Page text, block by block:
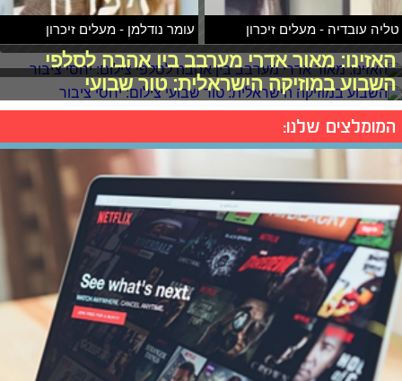
טליה עובדיה - מעלים זיכרון עומר נודלמן - מעלים זיכרון
האזינו: מאור אדרי מערבב בין אהבה לסלפי
השבוע במוזיקה הישראלית: טור שבועי
המומלצים שלנו: